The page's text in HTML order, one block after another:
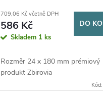
709,06 Kč včetně DPH
586 Kč
Skladem 1 ks
DO
Rozměr 24 x 180 mm prémiový
produkt Zbirovia
Kód: